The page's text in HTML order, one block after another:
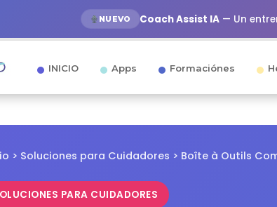
NUEVO Coach Assist IA— Un
INICIO Apps Formaciónes
> Soluciones para Cuidadores > Boîte à Outils
PARA CUIDADORES